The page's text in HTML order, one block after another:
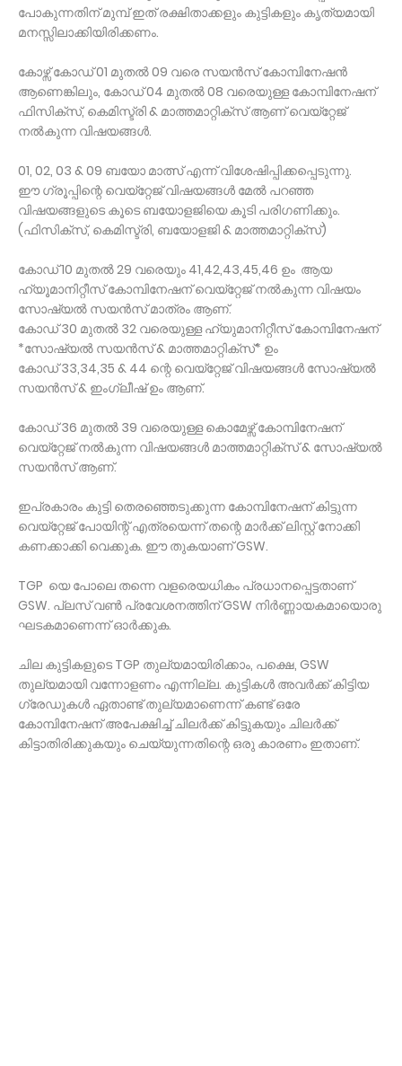
പോകുന്നതിന് മുമ്പ് ഇത് രക്ഷിതാക്കളും കുട്ടികളും കൃത്യമായി
മനസ്സിലാക്കിയിരിക്കണം.
കോഴ്സ് കോഡ് 01 മുതൽ 09 വരെ സയൻസ് കോമ്പിനേഷൻ
ആണെങ്കിലും, കോഡ് 04 മുതൽ 08 വരെയുള്ള കോമ്പിനേഷന്
ഫിസിക്സ്, കെമിസ്ട്രി & മാത്തമാറ്റിക്സ് ആണ് വെയ്റ്റേജ്
നൽകുന്ന വിഷയങ്ങൾ.
01, 02, 03 & 09 ബയോ മാത്സ് എന്ന് വിശേഷിപ്പിക്കപ്പെടുന്നു.
ഈ ഗ്രൂപ്പിന്റെ വെയ്റ്റേജ് വിഷയങ്ങൾ മേൽ പറഞ്ഞ
വിഷയങ്ങളുടെ കൂടെ ബയോളജിയെ കൂടി പരിഗണിക്കും.
(ഫിസിക്സ്, കെമിസ്ട്രി, ബയോളജി & മാത്തമാറ്റിക്സ്)
കോഡ് 10 മുതൽ 29 വരെയും 41,42,43,45,46 ഉം ആയ
ഹ്യൂമാനിറ്റീസ് കോമ്പിനേഷന് വെയ്റ്റേജ് നൽകുന്ന വിഷയം
സോഷ്യൽ സയൻസ് മാത്രം ആണ്.
കോഡ് 30 മുതൽ 32 വരെയുള്ള ഹ്യുമാനിറ്റീസ് കോമ്പിനേഷന്
*സോഷ്യൽ സയൻസ് & മാത്തമാറ്റിക്സ്* ഉം
കോഡ് 33,34,35 & 44 ന്റെ വെയ്റ്റേജ് വിഷയങ്ങൾ സോഷ്യൽ
സയൻസ് & ഇംഗ്ലീഷ് ഉം ആണ്.
കോഡ് 36 മുതൽ 39 വരെയുള്ള കൊമേഴ്സ് കോമ്പിനേഷന്
വെയ്റ്റേജ് നൽകുന്ന വിഷയങ്ങൾ മാത്തമാറ്റിക്സ് & സോഷ്യൽ
സയൻസ് ആണ്.
ഇപ്രകാരം കുട്ടി തെരഞ്ഞെടുക്കുന്ന കോമ്പിനേഷന് കിട്ടുന്ന
വെയ്റ്റേജ് പോയിന്റ് എത്രയെന്ന് തന്റെ മാർക്ക് ലിസ്റ്റ് നോക്കി
കണക്കാക്കി വെക്കുക. ഈ തുകയാണ് GSW.
TGP യെ പോലെ തന്നെ വളരെയധികം പ്രധാനപ്പെട്ടതാണ്
GSW. പ്ലസ് വൺ പ്രവേശനത്തിന് GSW നിർണ്ണായകമായൊരു
ഘടകമാണെന്ന് ഓർക്കുക.
ചില കുട്ടികളുടെ TGP തുല്യമായിരിക്കാം, പക്ഷെ, GSW
തുല്യമായി വന്നോളണം എന്നില്ല. കുട്ടികൾ അവർക്ക് കിട്ടിയ
ഗ്രേഡുകൾ ഏതാണ്ട് തുല്യമാണെന്ന് കണ്ട് ഒരേ
കോമ്പിനേഷന് അപേക്ഷിച്ച് ചിലർക്ക് കിട്ടുകയും ചിലർക്ക്
കിട്ടാതിരിക്കുകയും ചെയ്യുന്നതിന്റെ ഒരു കാരണം ഇതാണ്.